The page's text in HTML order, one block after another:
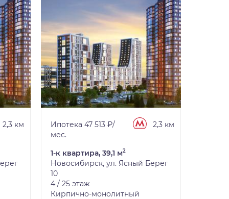
2,3 км
Ипотека 47 513 ₽/
мес.
2,3 км
1-к квартира, 39,1 м2
Новосибирск, ул. Ясный Берег
10
4 / 25 этаж
Кирпично-монолитный